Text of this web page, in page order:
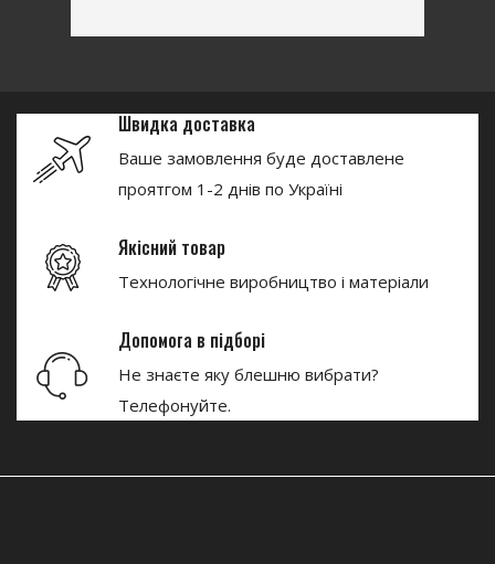
Швидка доставка
Ваше замовлення буде доставлене
проятгом 1-2 днів по Україні
Якісний товар
Технологічне виробництво і матеріали
Допомога в підборі
Не знаєте яку блешню вибрати?
Телефонуйте.